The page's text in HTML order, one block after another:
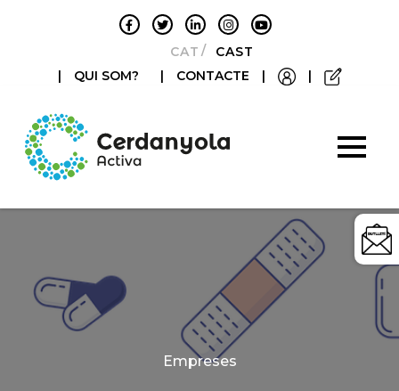
CATALÀCASTELLANO
|
QUI SOM? | CONTACTE | |
Categories
Empreses